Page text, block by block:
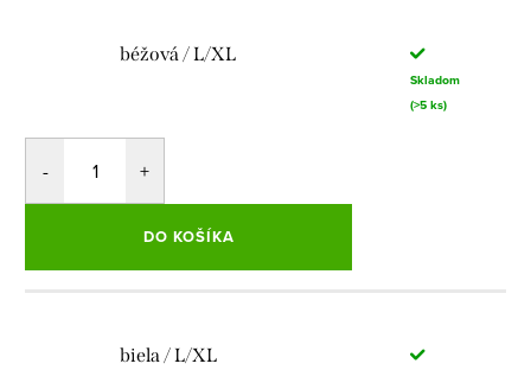
béžová / L/XL
Skladom
(>5 ks)
DO KOŠÍKA
biela / L/XL